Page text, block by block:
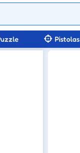
Pistolas